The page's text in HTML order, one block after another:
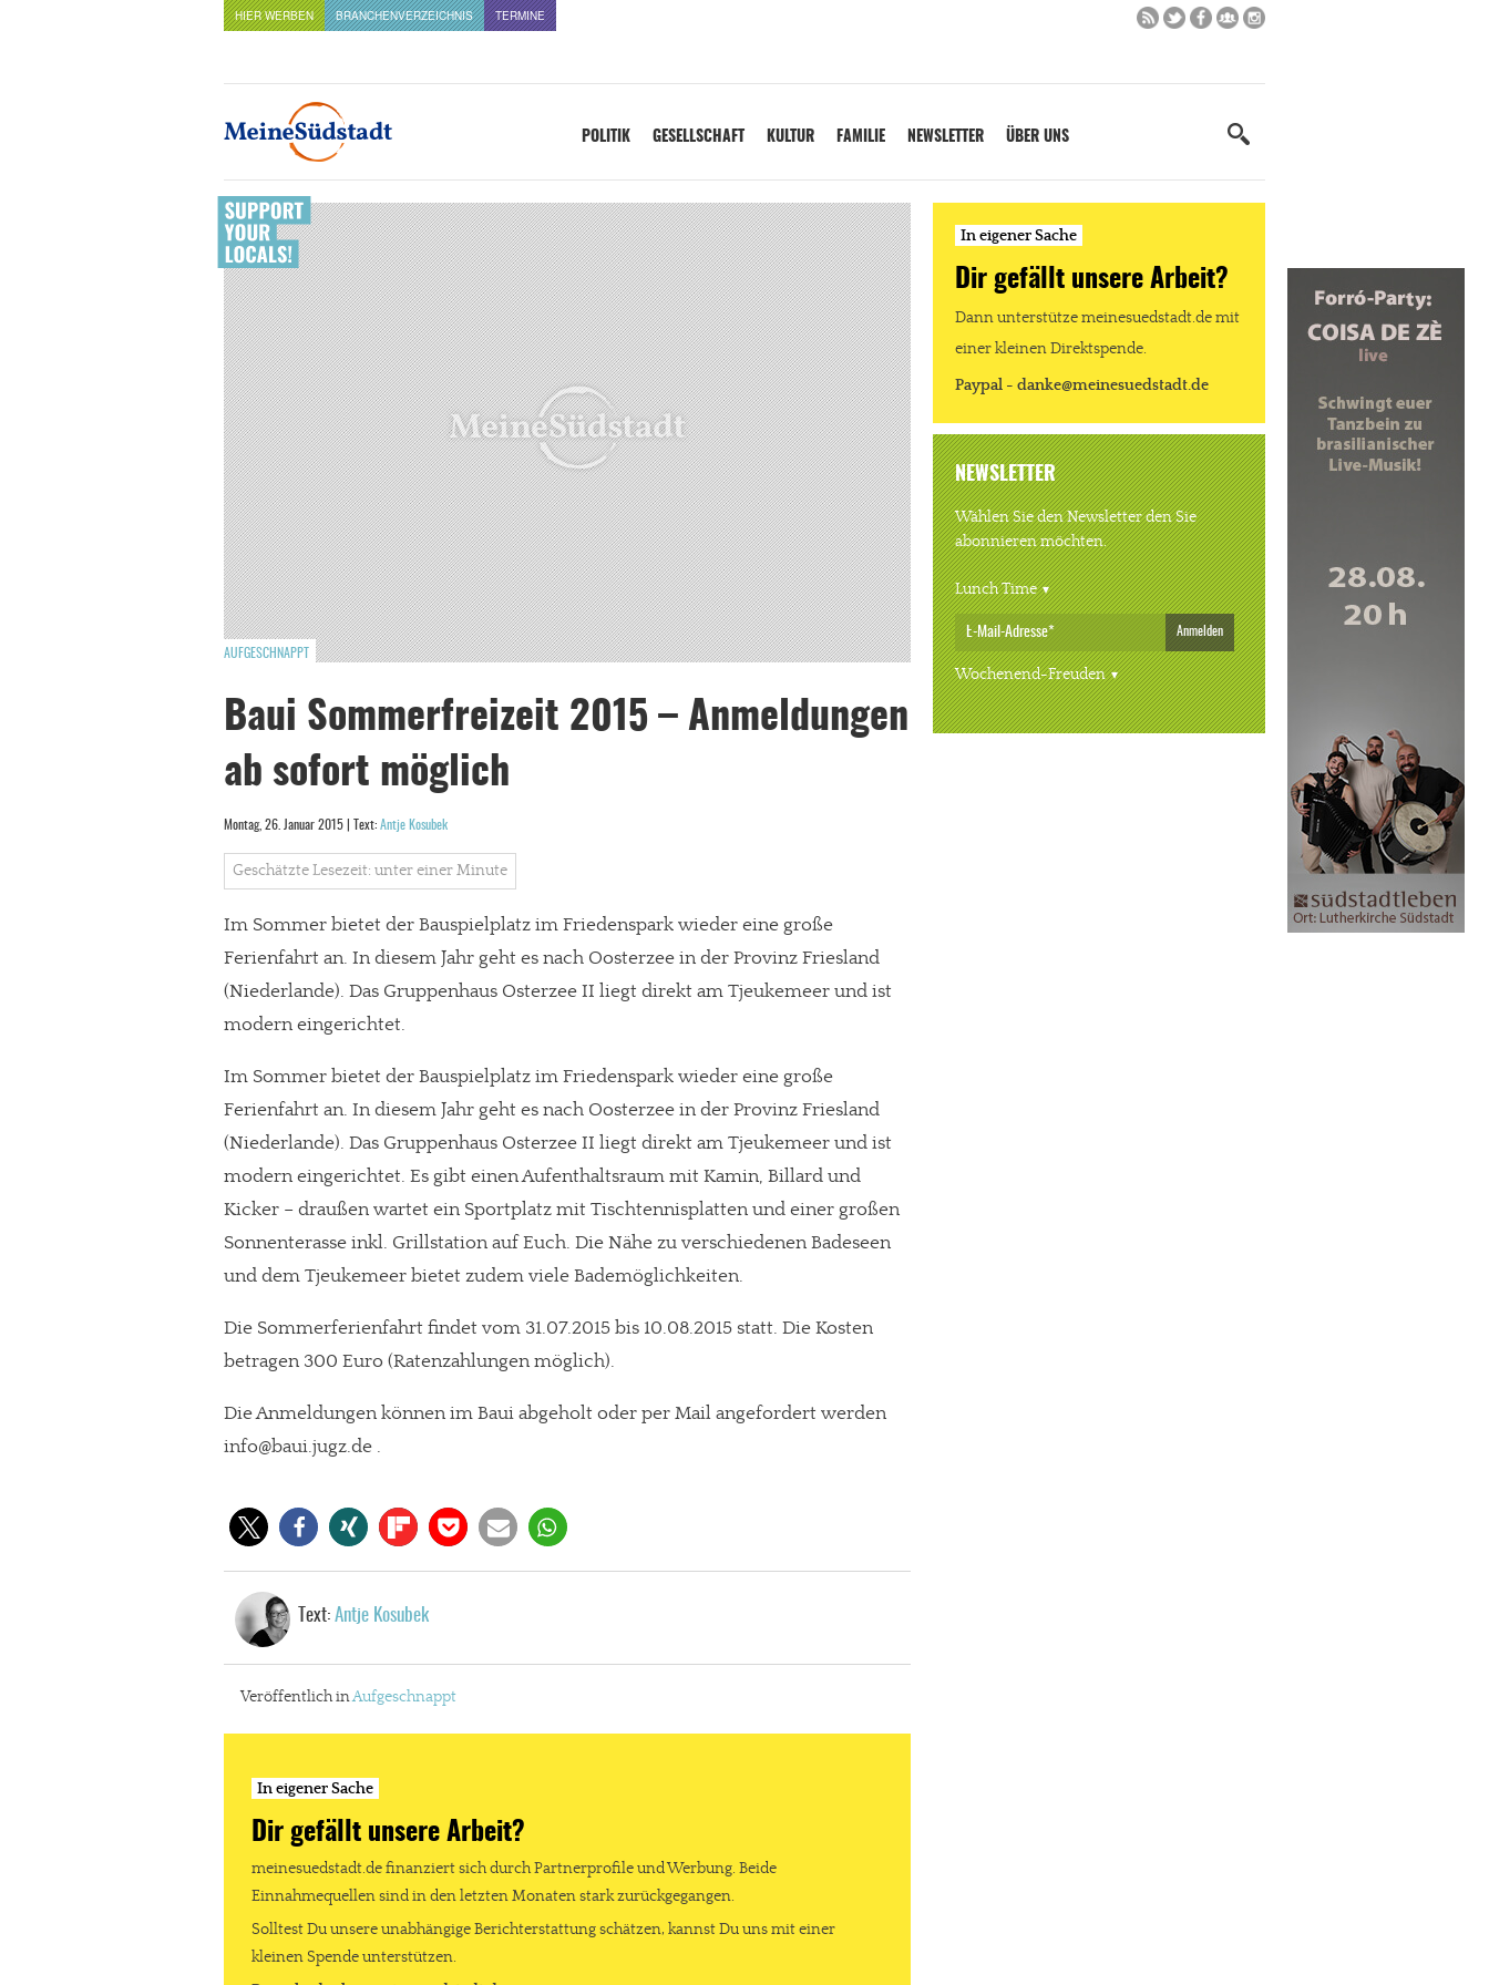
HIER WERBEN BRANCHENVERZEICHNIS TERMINE
POLITIK GESELLSCHAFT KULTUR FAMILIE NEWSLETTER ÜBER UNS
AUFGESCHNAPPT
Baui Sommerfreizeit 2015 – Anmeldungen
ab sofort möglich
Montag, 26. Januar 2015 | Text: Antje Kosubek
Geschätzte Lesezeit: unter einer Minute
Im Sommer bietet der Bauspielplatz im Friedenspark wieder eine große
Ferienfahrt an. In diesem Jahr geht es nach Oosterzee in der Provinz Friesland
(Niederlande). Das Gruppenhaus Osterzee II liegt direkt am Tjeukemeer und ist
modern eingerichtet.
Im Sommer bietet der Bauspielplatz im Friedenspark wieder eine große
Ferienfahrt an. In diesem Jahr geht es nach Oosterzee in der Provinz Friesland
(Niederlande). Das Gruppenhaus Osterzee II liegt direkt am Tjeukemeer und ist
modern eingerichtet. Es gibt einen Aufenthaltsraum mit Kamin, Billard und
Kicker – draußen wartet ein Sportplatz mit Tischtennisplatten und einer großen
Sonnenterasse inkl. Grillstation auf Euch. Die Nähe zu verschiedenen Badeseen
und dem Tjeukemeer bietet zudem viele Bademöglichkeiten.
Die Sommerferienfahrt findet vom 31.07.2015 bis 10.08.2015 statt. Die Kosten
betragen 300 Euro (Ratenzahlungen möglich).
Die Anmeldungen können im Baui abgeholt oder per Mail angefordert werden
info@baui.jugz.de .
Text: Antje Kosubek
Veröffentlich inAufgeschnappt
In eigener Sache
Dir gefällt unsere Arbeit?
meinesuedstadt.de finanziert sich durch Partnerprofile und Werbung. Beide
Einnahmequellen sind in den letzten Monaten stark zurückgegangen.
Solltest Du unsere unabhängige Berichterstattung schätzen, kannst Du uns mit einer
kleinen Spende unterstützen.
In eigener Sache
Dir gefällt unsere Arbeit?
Dann unterstütze meinesuedstadt.de mit
einer kleinen Direktspende.
Paypal - danke@meinesuedstadt.de
NEWSLETTER
Wählen Sie den Newsletter den Sie
abonnieren möchten.
Lunch Time
Anmelden
Wochenend-Freuden